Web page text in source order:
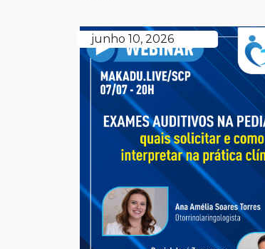
junho 10, 2026